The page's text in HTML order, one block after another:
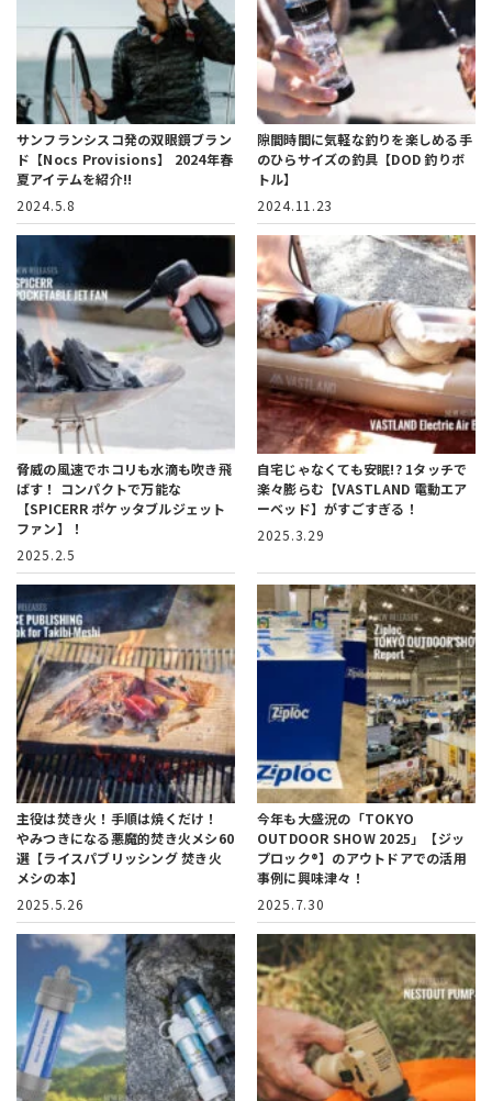
サンフランシスコ発の双眼鏡ブラン
ド【Nocs Provisions】 2024年春
夏アイテムを紹介!!
2024.5.8
隙間時間に気軽な釣りを楽しめる手
のひらサイズの釣具【DOD 釣りボ
トル】
2024.11.23
脅威の風速でホコリも水滴も吹き飛
ばす！
コンパクトで万能な
【SPICERR ポケッタブルジェット
ファン】！
2025.2.5
自宅じゃなくても安眠!? 1タッチで
楽々膨らむ【VASTLAND 電動エア
ーベッド】がすごすぎる！
2025.3.29
主役は焚き火！手順は焼くだけ！
やみつきになる悪魔的焚き火メシ60
選【ライスパブリッシング 焚き火
メシの本】
2025.5.26
今年も大盛況の「TOKYO
OUTDOOR SHOW 2025」
【ジッ
プロック®】のアウトドアでの活用
事例に興味津々！
2025.7.30